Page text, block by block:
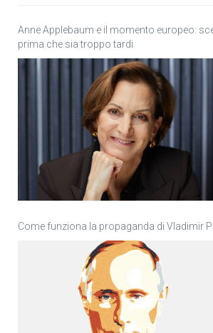
Anne Applebaum e il momento europeo:
prima che sia troppo tardi
Come funziona la propaganda di Vladimir